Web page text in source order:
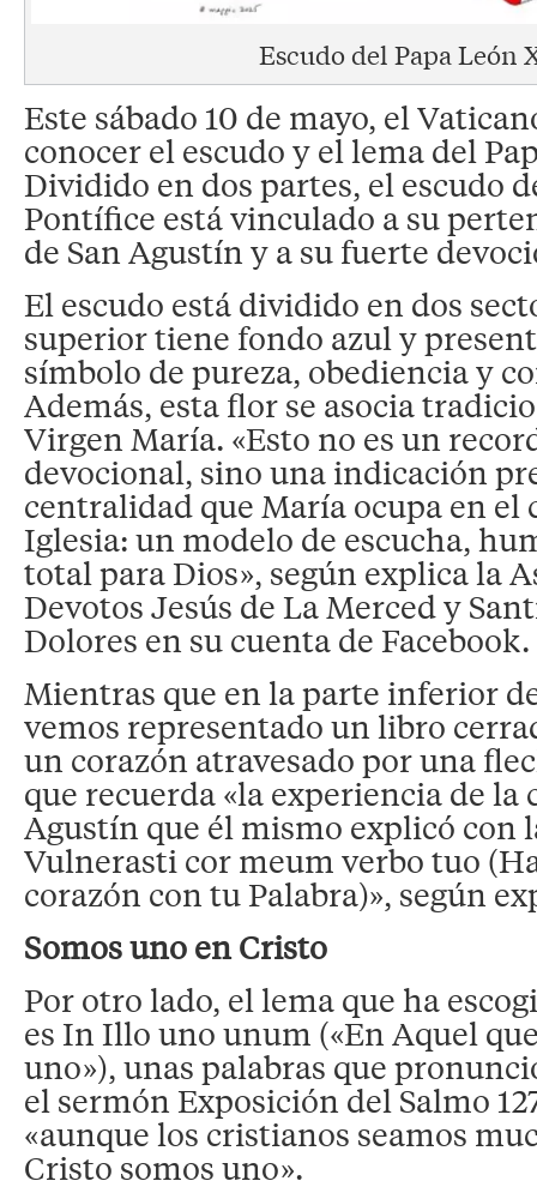
Escudo del Papa León
Este sábado 10 de mayo, el
conocer el escudo y el lema del
Dividido en dos partes, el escudo
Pontífice está vinculado a su
de San Agustín y a su fuerte
El escudo está dividido en dos
superior tiene fondo azul y
símbolo de pureza, obediencia y
Además, esta flor se asocia
Virgen María. «Esto no es un
devocional, sino una indicación
centralidad que María ocupa en el
Iglesia: un modelo de escucha,
total para Dios», según explica la
Devotos Jesús de La Merced y
Dolores en su cuenta de Facebook.
Mientras que en la parte inferior
vemos representado un libro
un corazón atravesado por una
que recuerda «la experiencia de la
Agustín que él mismo explicó con
Vulnerasti cor meum verbo tuo
corazón con tu Palabra)», según
Somos uno en Cristo
Por otro lado, el lema que ha
es In Illo uno unum («En Aquel
uno»), unas palabras que
el sermón Exposición del Salmo
«aunque los cristianos seamos
Cristo somos uno».